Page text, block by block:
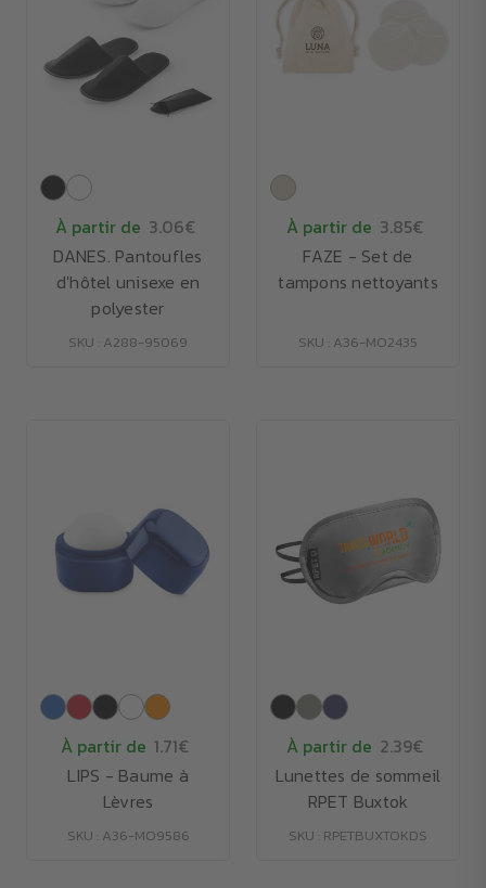
À partir de 3.06€
DANES. Pantoufles
d'hôtel unisexe en
polyester
SKU : A288-95069
À partir de 3.85€
FAZE - Set de
tampons nettoyants
SKU : A36-MO2435
À partir de 1.71€
LIPS - Baume à
Lèvres
SKU : A36-MO9586
À partir de 2.39€
Lunettes de sommeil
RPET Buxtok
SKU : RPETBUXTOKDS